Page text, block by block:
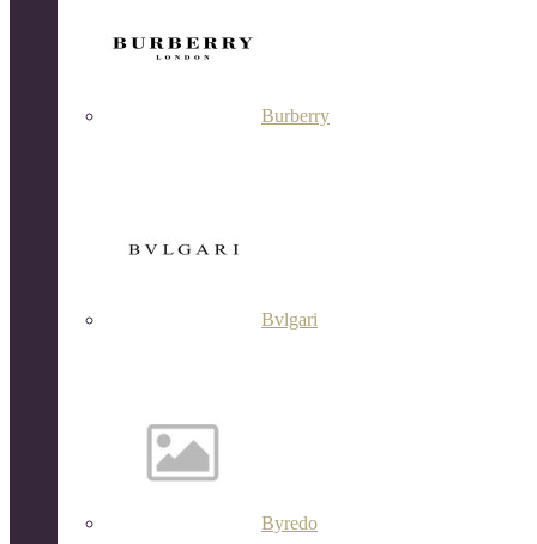
Burberry
Bvlgari
Byredo